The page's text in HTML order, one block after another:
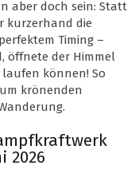
aber doch sein: Statt
kurzerhand die
Timing –
öffnete der Himmel
laufen können! So
krönenden
2026